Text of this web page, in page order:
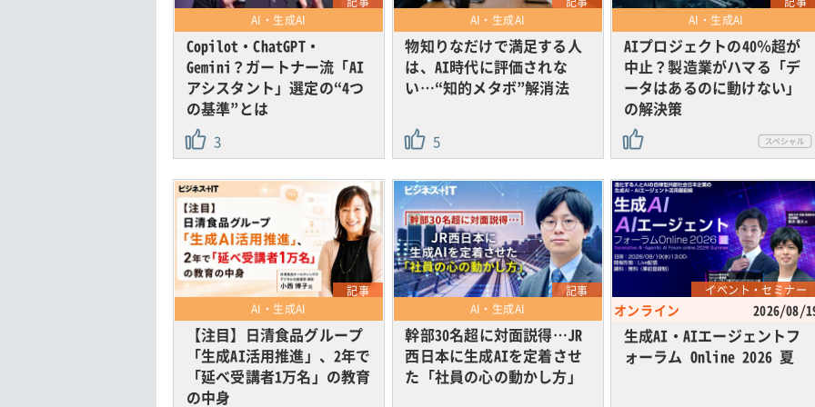
AI・生成AI
Copilot・ChatGPT・
Gemini？ガートナー流「AI
アシスタント」選定の“4つ
の基準”とは
3
AI・生成AI
物知りなだけで満足する人
は、AI時代に評価されな
い…“知的メタボ”解消法
5
AI・生成AI
AIプロジェクトの40％超が
中止？製造業がハマる「デ
ータはあるのに動けない」
の解決策
記事
AI・生成AI
【注目】日清食品グループ
「生成AI活用推進」、2年で
「延べ受講者1万名」の教育
の中身
記事
AI・生成AI
幹部30名超に対面説得…JR
西日本に生成AIを定着させ
た「社員の心の動かし方」
イベント・セミナー
オンライン 2026/08/
生成AI・AIエージェントフ
ォーラム Online 2026 夏